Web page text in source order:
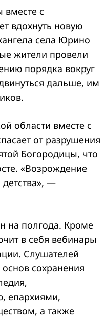
вместе с
вдохнуть новую
села Юрино
жители провели
порядка вокруг
дальше, им
области вместе с
от разрушения
Богородицы, что
«Возрождение
—
на полгода. Кроме
в себя вебинары
Слушателей
сохранения
епархиями,
а также